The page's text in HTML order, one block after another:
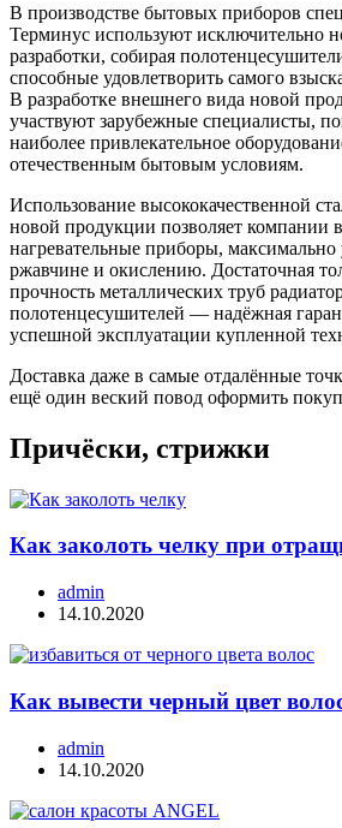
В производстве бытовых приборов
Терминус используют исключительно
разработки, собирая
способные удовлетворить самого
В разработке внешнего вида новой
участвуют зарубежные специалисты,
наиболее привлекательное
отечественным бытовым условиям.
Использование высококачественной
новой продукции позволяет компании
нагревательные приборы,
ржавчине и окислению. Достаточная
прочность металлических труб
полотенцесушителей — надёжная
успешной эксплуатации купленной
Доставка даже в самые отдалённые
ещё один веский повод оформить
Причёски, стрижки
Как заколоть челку при
admin
14.10.2020
Как вывести черный цвет
admin
14.10.2020